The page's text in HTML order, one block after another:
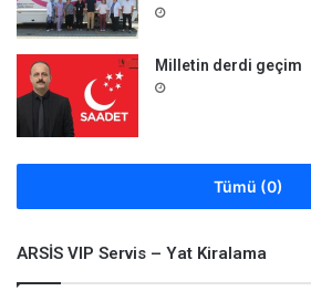
Milletin derdi geçim
Tümü (0)
ARSİS VIP Servis – Yat Kiralama